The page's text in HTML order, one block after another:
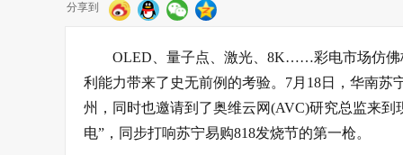
分享到
OLED、量子点、激光、8K……彩电市场仿佛
利能力带来了史无前例的考验。7月18日，华南
州，同时也邀请到了奥维云网(AVC)研究总监来
电”，同步打响苏宁易购818发烧节的第一枪。